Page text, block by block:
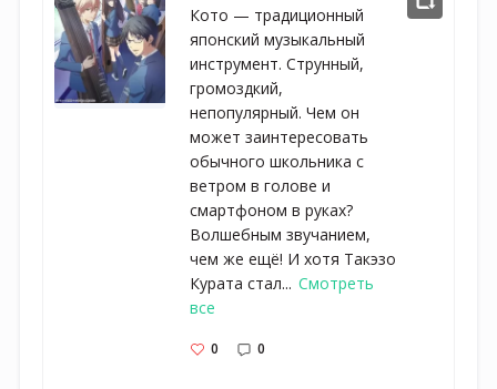
Кото — традиционный
японский музыкальный
инструмент. Струнный,
громоздкий,
непопулярный. Чем он
может заинтересовать
обычного школьника с
ветром в голове и
смартфоном в руках?
Волшебным звучанием,
чем же ещё! И хотя Такэзо
Курата стал... Смотреть
все
0 0